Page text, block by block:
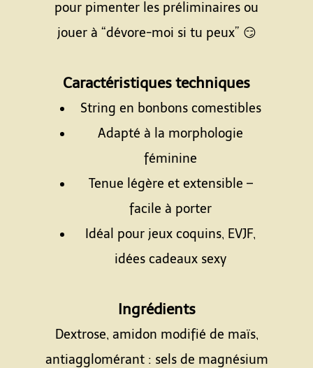
pour pimenter les préliminaires ou
jouer à “dévore-moi si tu peux” 😏
Caractéristiques techniques
String en bonbons comestibles
Adapté à la morphologie
féminine
Tenue légère et extensible –
facile à porter
Idéal pour jeux coquins, EVJF,
idées cadeaux sexy
Ingrédients
Dextrose, amidon modifié de maïs,
antiagglomérant : sels de magnésium